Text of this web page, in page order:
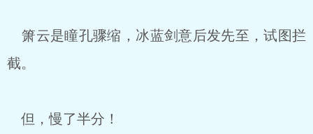
箫云是瞳孔骤缩，冰蓝剑意后发先至，试图拦
截。
但，慢了半分！